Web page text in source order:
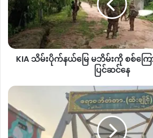
ပြီးခဲ့တဲ့ မေလ ၉ ရက်နေ့ကတော့ ထီးချိုင့်မြို့
Expressကားတွေအပြင် စစ်ကားတွေပါဝင်
ကျော် ဝင်ရောက်လာခဲ့တယ်လို့ ကာကွယ်ရေးတ
သတင်းရင်းမြစ်တွေက ပြောပါတယ်။
အဲဒီယာဉ်တန်းထဲမှာ ကျောင်းဝန်ထမ်းတွေ၊ ဘ
ကြောင့် စစ်ရေးလှုပ်ရှားမှုတစ်ခုတည်းမဟုတ်ဘဲ
ယန္တရား ပြန်လည်လည်ပတ်နိုင်ဖို့ ပြင်ဆင်လ
သုံးသပ်နေကြပါတယ်။
ဘိ
မ်း
ကို
စစ်ကြောင်း
ထိုး
နေ
KIA သိမ်းပိုက်နယ်မြေ မဘိမ်းကို စစ်ကြ
ပြင်ဆင်နေ
င
ရွာ
ဒေသခံ
ဆီက